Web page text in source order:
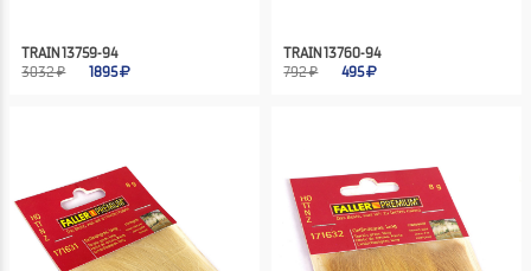
TRAIN 13759-94
3032 ₽
1895
TRAIN 13760-94
792 ₽
495